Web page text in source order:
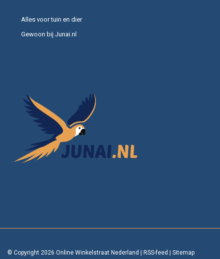
Alles voor tuin en dier
Gewoon bij Junai.nl
© Copyright 2026 Online Winkelstraat Nederland RSS-feed Sitemap